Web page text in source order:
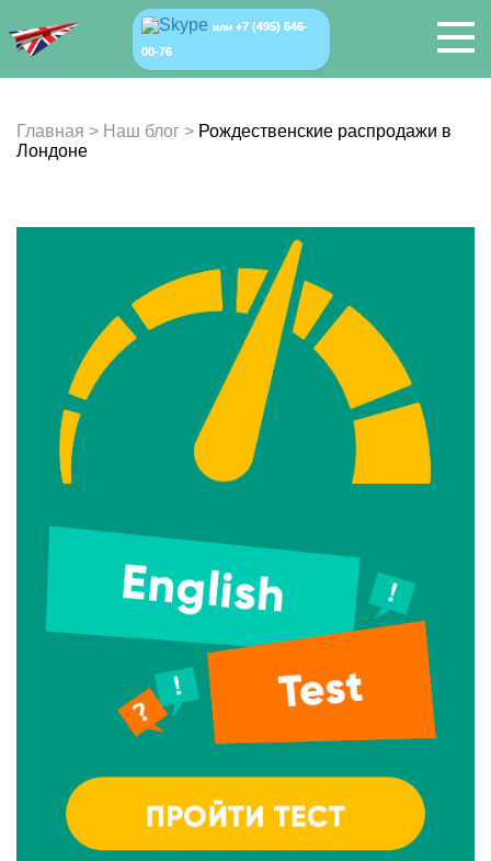
или +7 (495) 646-
00-76
Главная > Наш блог > Рождественские распродажи в
Лондоне